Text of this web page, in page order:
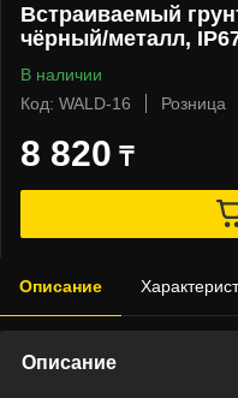
Встраиваемый
чёрный/металл,
В наличии
Код: WALD-16
Розница
8 820 ₸
Описание
Описание